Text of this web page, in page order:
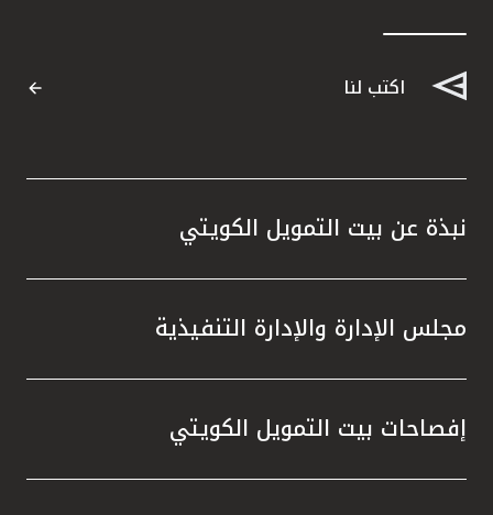
اكتب لنا
نبذة عن بيت التمويل الكويتي
مجلس الإدارة والإدارة التنفيذية
إفصاحات بيت التمويل الكويتي